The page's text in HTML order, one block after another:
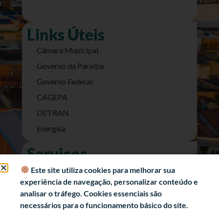
Links Úteis
Câmara Municipal
Governo da Paraíba
Governo Federal
CAGEPA
DETRAN
Energisa
Serviços
Nota Fiscal Eletrônica
e-SIC (Acesso a Informação)
Transparência Fiscal
Este site utiliza cookies para melhorar sua
experiência de navegação, personalizar conteúdo e
analisar o tráfego. Cookies essenciais são
necessários para o funcionamento básico do site.